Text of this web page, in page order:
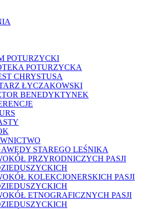
POTURZYCKI
POTURZYCKA
CHRYSTUSA
ŁYCZAKOWSKI
BENEDYKTYNEK
STAREGO LEŚNIKA
PRZYRODNICZYCH PASJI
KOLEKCJONERSKICH PASJI
ETNOGRAFICZNYCH PASJI